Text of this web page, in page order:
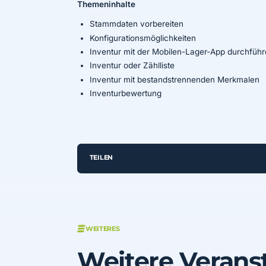
Themeninhalte
Stammdaten vorbereiten
Konfigurationsmöglichkeiten
Inventur mit der Mobilen-Lager-App
Inventur oder Zählliste
Inventur mit bestandstrennenden Merkmalen
Inventurbewertung
TEILEN
WEITERES